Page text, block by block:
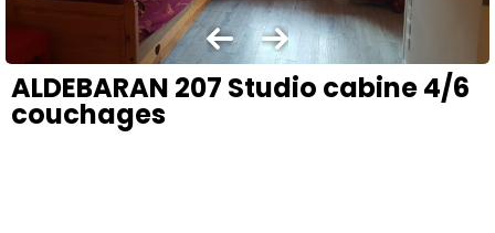
ALDEBARAN 207 Studio cabine 4/6
couchages